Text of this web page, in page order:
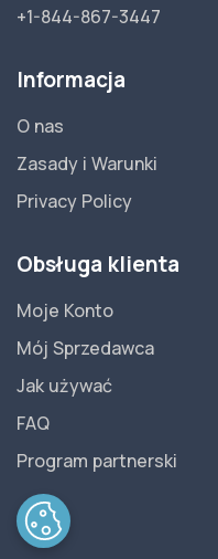
+1-844-867-3447
Informacja
O nas
Zasady i Warunki
Privacy Policy
Obsługa klienta
Moje Konto
Mój Sprzedawca
Jak używać
FAQ
Program partnerski